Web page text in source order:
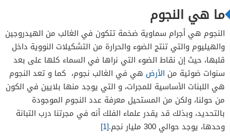
ما هي النجوم
النجوم هي أجرام سماوية ضخمة تتكون في الغالب من الهيدروجين
والهيليوم والتي تنتج الضوء والحرارة من التشكيلات النووية داخل
قلبها، حيث إن نقاط الضوء التي نراها في السماء كلها على بعد
سنوات ضوئية من الأرض هي في الغالب نجوم، كما و تعد النجوم
هي اللبنات الأساسية للمجرات، و التي يوجد منها بلايين في الكون
من حولنا، ولكن من المستحيل معرفة عدد النجوم الموجودة
بالتحديد، وبذلك قد يقدر علماء الفلك أنه في مجرتنا درب التبانة
وحدها، يوجد حوالي 300 مليار نجم.
[1]